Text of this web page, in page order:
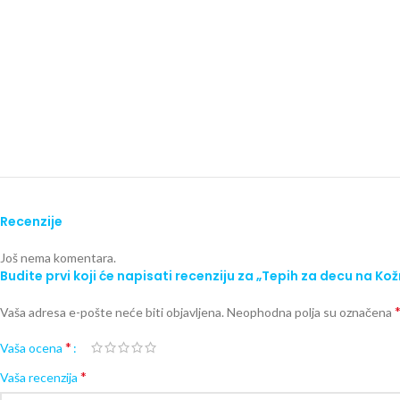
Recenzije
Još nema komentara.
Budite prvi koji će napisati recenziju za „Tepih za decu na
Vaša adresa e-pošte neće biti objavljena. Neophodna polja su označena *
Vaša ocena *
Vaša recenzija *